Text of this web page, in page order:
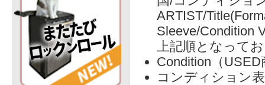
ARTIST/
Sleeve/Condition
上記順となって
Condition（
コンディション